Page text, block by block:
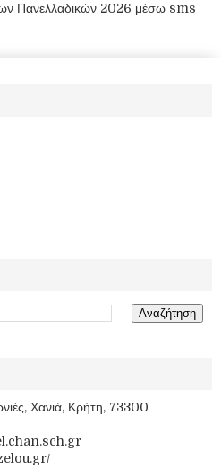
Πανελλαδικών 2026 μέσω sms
Χανιά, Κρήτη, 73300